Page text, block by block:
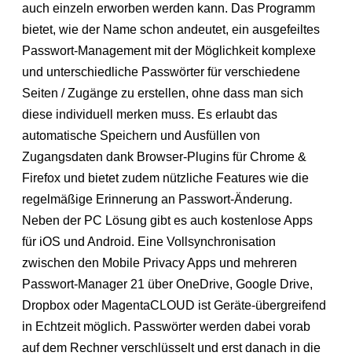
auch einzeln erworben werden kann. Das Programm
bietet, wie der Name schon andeutet, ein ausgefeiltes
Passwort-Management mit der Möglichkeit komplexe
und unterschiedliche Passwörter für verschiedene
Seiten / Zugänge zu erstellen, ohne dass man sich
diese individuell merken muss. Es erlaubt das
automatische Speichern und Ausfüllen von
Zugangsdaten dank Browser-Plugins für Chrome &
Firefox und bietet zudem nützliche Features wie die
regelmäßige Erinnerung an Passwort-Änderung.
Neben der PC Lösung gibt es auch kostenlose Apps
für iOS und Android. Eine Vollsynchronisation
zwischen den Mobile Privacy Apps und mehreren
Passwort-Manager 21 über OneDrive, Google Drive,
Dropbox oder MagentaCLOUD ist Geräte-übergreifend
in Echtzeit möglich. Passwörter werden dabei vorab
auf dem Rechner verschlüsselt und erst danach in die